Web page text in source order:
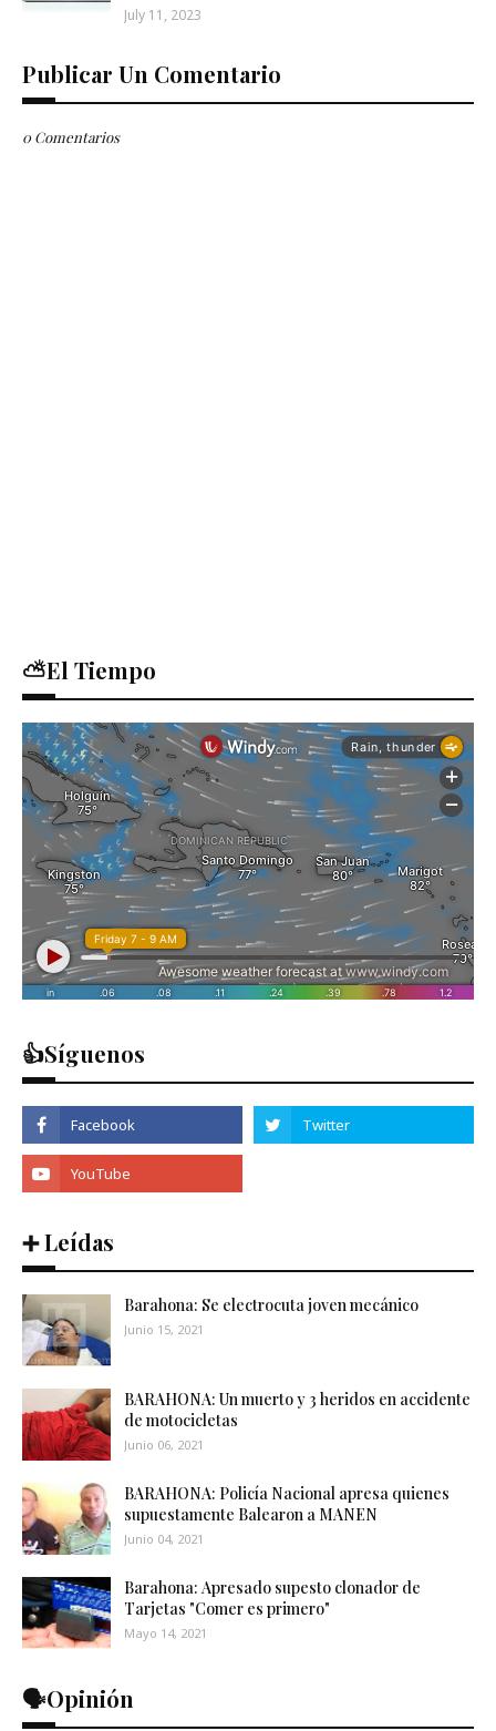
July 11, 2023
Publicar Un Comentario
0 Comentarios
⛅El Tiempo
👍Síguenos
➕ Leídas
Barahona: Se electrocuta joven mecánico
Junio 15, 2021
BARAHONA: Un muerto y 3 heridos en accidente
de motocicletas
Junio 06, 2021
BARAHONA: Policía Nacional apresa quienes
supuestamente Balearon a MANEN
Junio 04, 2021
Barahona: Apresado supesto clonador de
Tarjetas "Comer es primero"
Mayo 14, 2021
🗣️Opinión